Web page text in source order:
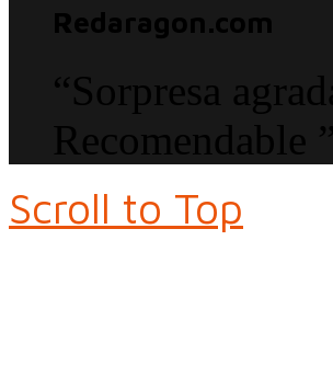
Redaragon.com
“Sorpresa
Recomendable ”
Scroll to Top